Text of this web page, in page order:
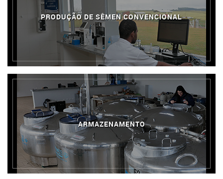
PRODUÇÃO DE SÊMEN CONVENCIONAL
ARMAZENAMENTO